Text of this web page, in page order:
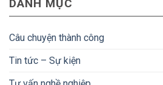
hoàn
Mức
DANH MỤC
Câu chuyện thành công
Tin tức – Sự kiện